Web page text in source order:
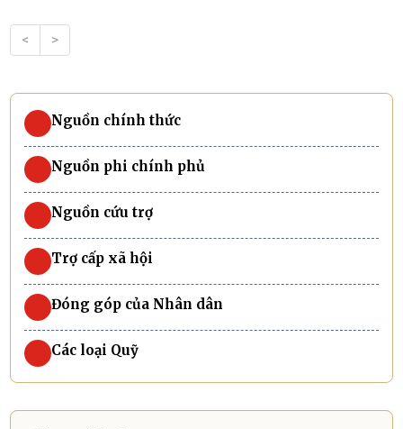
< >
Nguồn chính thức
Nguồn phi chính phủ
Nguồn cứu trợ
Trợ cấp xã hội
Đóng góp của Nhân dân
Các loại Quỹ